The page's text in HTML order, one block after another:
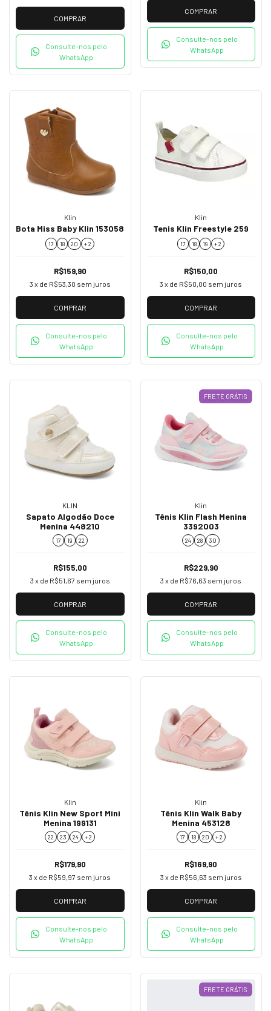
COMPRAR
Consulte-nos pelo
WhatsApp
COMPRAR
Consulte-nos pelo
WhatsApp
Klin
Bota Miss Baby Klin 153058
17 18 20 + 2
R$159,90
3 x de R$53,30 sem juros
COMPRAR
Consulte-nos pelo
WhatsApp
Klin
Tenis Klin Freestyle 259
17 18 19 + 2
R$150,00
3 x de R$50,00 sem juros
COMPRAR
Consulte-nos pelo
WhatsApp
KLIN
Sapato Algodão Doce
Menina 448210
17 19 22
R$155,00
3 x de R$51,67 sem juros
COMPRAR
Consulte-nos pelo
WhatsApp
FRETE GRÁTIS
Klin
Tênis Klin Flash Menina
3392003
24 28 30
R$229,90
3 x de R$76,63 sem juros
COMPRAR
Consulte-nos pelo
WhatsApp
Klin
Tênis Klin New Sport Mini
Menina 199131
22 23 24 + 2
R$179,90
3 x de R$59,97 sem juros
COMPRAR
Consulte-nos pelo
WhatsApp
Klin
Tênis Klin Walk Baby
Menina 453128
17 18 20 + 2
R$169,90
3 x de R$56,63 sem juros
COMPRAR
Consulte-nos pelo
WhatsApp
FRETE GRÁTIS